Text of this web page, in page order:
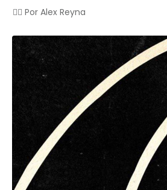
✍🏻 Por Alex Reyna